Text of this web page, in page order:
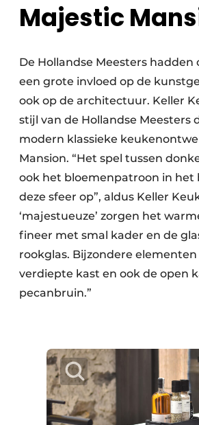
Majestic
De Hollandse Meesters hadden
een grote invloed op de
ook op de architectuur. Keller
stijl van de Hollandse Meesters
modern klassieke
Mansion. “Het spel tussen
ook het bloemenpatroon in het
deze sfeer op”, aldus Keller
‘majestueuze’ zorgen het
fineer met smal kader en de
rookglas. Bijzondere elementen
verdiepte kast en ook de open
pecanbruin.”